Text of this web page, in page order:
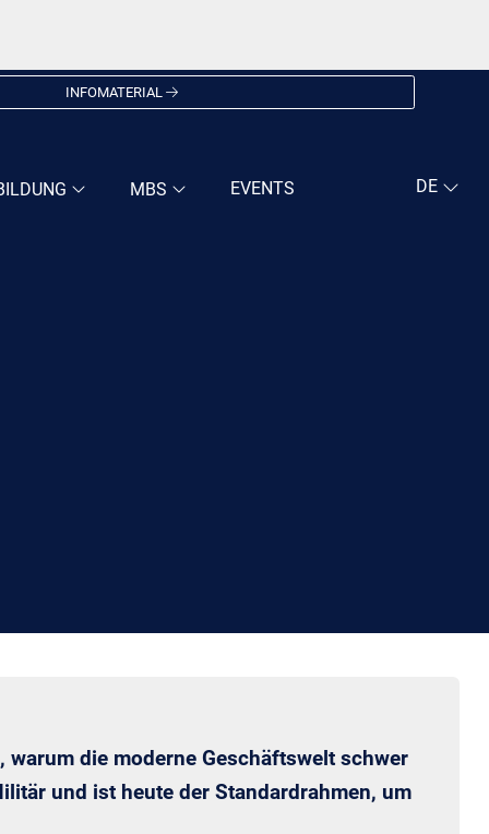
MBS EVENTS
INFOMATERIAL
die moderne Geschäftswelt schwer
und ist heute der Standardrahmen, um